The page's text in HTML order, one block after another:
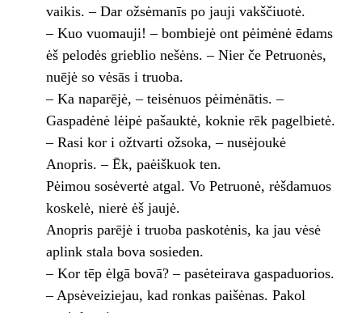
vaikis. – Dar ožsėmanīs po jauji vakščiuotė.
– Kuo vuomauji! – bombiejė ont pėimėnė ēdams
ėš pelodės grieblio nešėns. – Nier če Petruonės,
nuējė so vėsās i truoba.
– Ka naparējė, – teisėnuos pėimėnātis. –
Gaspadėnė lėipė pašauktė, koknie rēk pagelbietė.
– Rasi kor i ožtvarti ožsoka, – nusėjoukė
Anopris. – Ēk, paėiškuok ten.
Pėimou sosėvertė atgal. Vo Petruonė, rėšdamuos
koskelė, nierė ėš jaujė.
Anopris parējė i truoba paskotėnis, ka jau vėsė
aplink stala bova sosieden.
– Kor tēp ėlgā bovā? – pasėteirava gaspaduorios.
– Apsėveiziejau, kad ronkas paišėnas. Pakol